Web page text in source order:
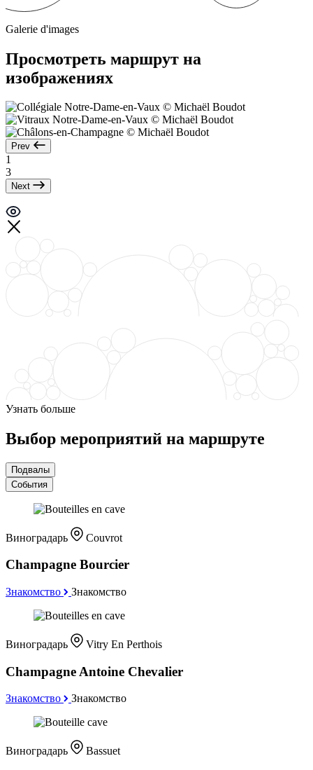
Galerie d'images
Просмотреть маршрут на
изображениях
Prev
1
3
Next
Узнать больше
Выбор мероприятий на маршруте
Подвалы
События
Виноградарь Couvrot
Champagne Bourcier
Знакомство Знакомство
Виноградарь Vitry En Perthois
Champagne Antoine Chevalier
Знакомство Знакомство
Виноградарь Bassuet